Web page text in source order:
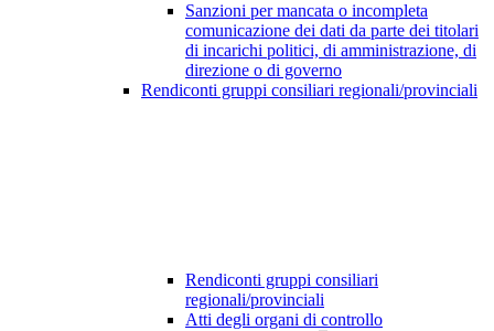
Sanzioni per mancata o incompleta
comunicazione dei dati da parte dei titolari
di incarichi politici, di amministrazione, di
direzione o di governo
Rendiconti gruppi consiliari regionali/provinciali
Rendiconti gruppi consiliari
regionali/provinciali
Atti degli organi di controllo